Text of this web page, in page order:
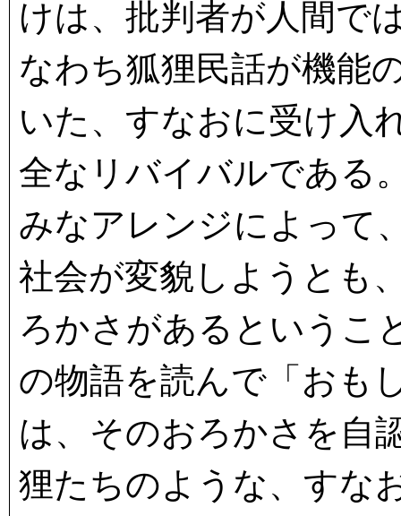
けは、批判者が人間で
なわち狐狸民話が機能
いた、すなおに受け入
全なリバイバルである
みなアレンジによって
社会が変貌しようとも
ろかさがあるというこ
の物語を読んで「おも
は、そのおろかさを自
狸たちのような、すな